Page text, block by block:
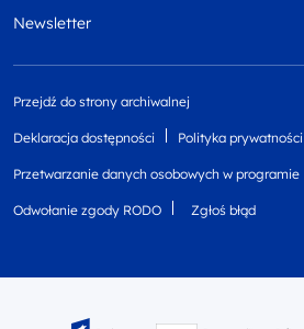
Newsletter
Przejdź do strony archiwalnej
Deklaracja dostępności Polityka prywatności
Przetwarzanie danych osobowych w programie
Odwołanie zgody RODO Zgłoś błąd